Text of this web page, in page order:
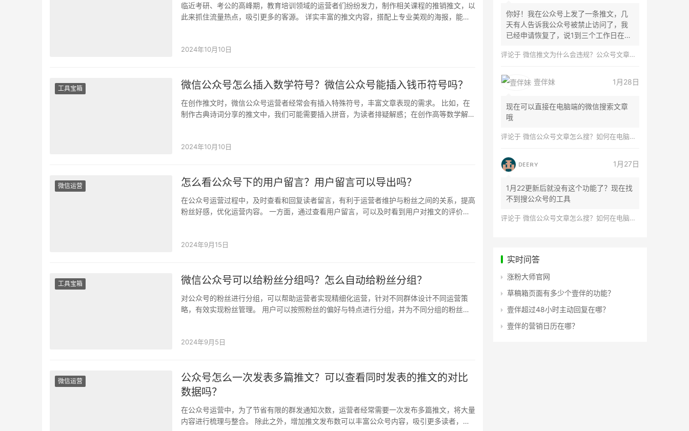
临近考研、考公的高峰期，教育培训领域的运营者们纷纷发力，制作相关课程的推销推文，以
此来抓住流量热点，吸引更多的客源。 详实丰富的推文内容，搭配上专业美观的海报，能让
2024年10月10日
工具宝箱 微信公众号怎么插入数学符号？微信公众号能插入钱币符号吗？
在创作推文时，微信公众号运营者经常会有插入特殊符号，丰富文章表现的需求。 比如，在
制作古典诗词分享的推文中，我们可能需要插入拼音，为读者排疑解惑；在创作高等数学解题
2024年10月10日
微信运营 怎么看公众号下的用户留言？用户留言可以导出吗？
在公众号运营过程中，及时查看和回复读者留言，有利于运营者维护与粉丝之间的关系，提高
粉丝好感，优化运营内容。 一方面，通过查看用户留言，可以及时看到用户对推文的评价反
2024年9月15日
工具宝箱 微信公众号可以给粉丝分组吗？怎么自动给粉丝分组？
对公众号的粉丝进行分组，可以帮助运营者实现精细化运营，针对不同群体设计不同运营策
略，有效实现粉丝管理。 用户可以按照粉丝的偏好与特点进行分组，并为不同分组的粉丝发
2024年9月5日
微信运营
公众号怎么一次发表多篇推文？可以查看同时发表的推文的对比
数据吗？
在公众号运营中，为了节省有限的群发通知次数，运营者经常需要一次发布多篇推文，将大量
内容进行梳理与整合。 除此之外，增加推文发布数可以丰富公众号内容，吸引更多读者，从
你好！我在公众号上发了一条推文，几
天有人告诉我公众号被禁止访问了，我
已经申请恢复了，说1到三个工作日在微
评论于 微信推文为什么会违规？公众号文章怎么检测是否违规？
壹伴妹 1月28日
现在可以直接在电脑端的微信搜索文章
哦
评论于 微信公众号文章怎么搜？如何在电脑上搜索公众号文章？
ᴅᴇᴇʀʏ 1月27日
1月22更新后就没有这个功能了？现在找
不到搜公众号的工具
评论于 微信公众号文章怎么搜？如何在电脑上搜索公众号文章？
实时问答
涨粉大师官网
草稿箱页面有多少个壹伴的功能？
壹伴超过48小时主动回复在哪？
壹伴的营销日历在哪？